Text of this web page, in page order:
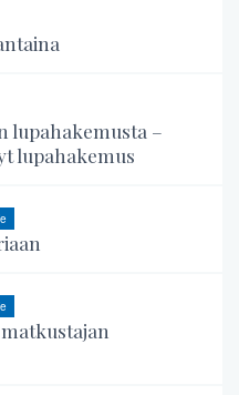
lupahakemusta –
lupahakemus